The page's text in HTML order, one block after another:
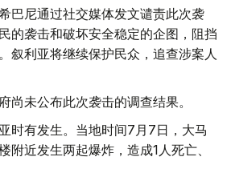
巴尼通过社交媒体发文谴责此次袭
的袭击和破坏安全稳定的企图，阻挡
叙利亚将继续保护民众，追查涉案人
尚未公布此次袭击的调查结果。
时有发生。当地时间7月7日，大马
附近发生两起爆炸，造成1人死亡、